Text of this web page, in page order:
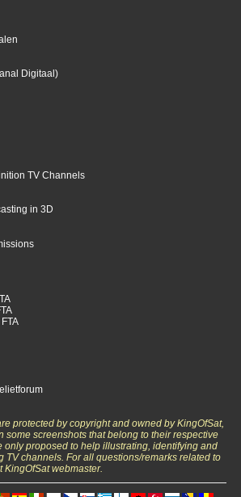
Digitaal)
TV Channels
in 3D
protected by copyright and owned by KingOfSat,
some screenshots that belong to their respective
only proposed to help illustrating, identifying and
TV channels. For all questions/remarks related to
KingOfSat webmaster.